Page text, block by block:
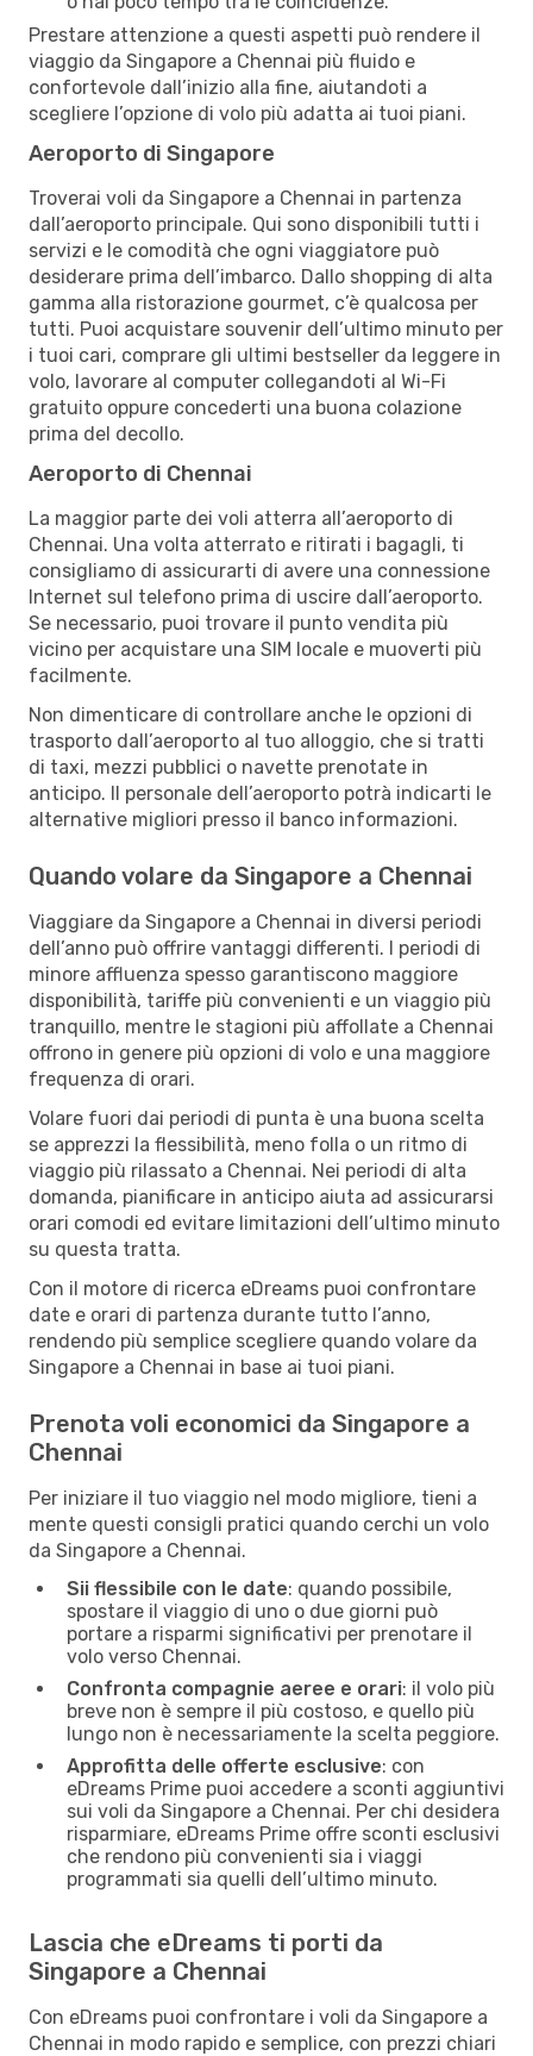
Prestare attenzione a questi aspetti può rendere il
viaggio da Singapore a Chennai più fluido e
confortevole dall’inizio alla fine, aiutandoti a
scegliere l’opzione di volo più adatta ai tuoi piani.
Aeroporto di Singapore
Troverai voli da Singapore a Chennai in partenza
dall’aeroporto principale. Qui sono disponibili tutti i
servizi e le comodità che ogni viaggiatore può
desiderare prima dell’imbarco. Dallo shopping di alta
gamma alla ristorazione gourmet, c’è qualcosa per
tutti. Puoi acquistare souvenir dell’ultimo minuto per
i tuoi cari, comprare gli ultimi bestseller da leggere in
volo, lavorare al computer collegandoti al Wi-Fi
gratuito oppure concederti una buona colazione
prima del decollo.
Aeroporto di Chennai
La maggior parte dei voli atterra all’aeroporto di
Chennai. Una volta atterrato e ritirati i bagagli, ti
consigliamo di assicurarti di avere una connessione
Internet sul telefono prima di uscire dall’aeroporto.
Se necessario, puoi trovare il punto vendita più
vicino per acquistare una SIM locale e muoverti più
facilmente.
Non dimenticare di controllare anche le opzioni di
trasporto dall’aeroporto al tuo alloggio, che si tratti
di taxi, mezzi pubblici o navette prenotate in
anticipo. Il personale dell’aeroporto potrà indicarti le
alternative migliori presso il banco informazioni.
Quando volare da Singapore a Chennai
Viaggiare da Singapore a Chennai in diversi periodi
dell’anno può offrire vantaggi differenti. I periodi di
minore affluenza spesso garantiscono maggiore
disponibilità, tariffe più convenienti e un viaggio più
tranquillo, mentre le stagioni più affollate a Chennai
offrono in genere più opzioni di volo e una maggiore
frequenza di orari.
Volare fuori dai periodi di punta è una buona scelta
se apprezzi la flessibilità, meno folla o un ritmo di
viaggio più rilassato a Chennai. Nei periodi di alta
domanda, pianificare in anticipo aiuta ad assicurarsi
orari comodi ed evitare limitazioni dell’ultimo minuto
su questa tratta.
Con il motore di ricerca eDreams puoi confrontare
date e orari di partenza durante tutto l’anno,
rendendo più semplice scegliere quando volare da
Singapore a Chennai in base ai tuoi piani.
Prenota voli economici da Singapore a
Chennai
Per iniziare il tuo viaggio nel modo migliore, tieni a
mente questi consigli pratici quando cerchi un volo
da Singapore a Chennai.
Sii flessibile con le date: quando possibile,
spostare il viaggio di uno o due giorni può
portare a risparmi significativi per prenotare il
volo verso Chennai.
Confronta compagnie aeree e orari: il volo più
breve non è sempre il più costoso, e quello più
lungo non è necessariamente la scelta peggiore.
Approfitta delle offerte esclusive: con
eDreams Prime puoi accedere a sconti aggiuntivi
sui voli da Singapore a Chennai. Per chi desidera
risparmiare, eDreams Prime offre sconti esclusivi
che rendono più convenienti sia i viaggi
programmati sia quelli dell’ultimo minuto.
Lascia che eDreams ti porti da
Singapore a Chennai
Con eDreams puoi confrontare i voli da Singapore a
Chennai in modo rapido e semplice, con prezzi chiari